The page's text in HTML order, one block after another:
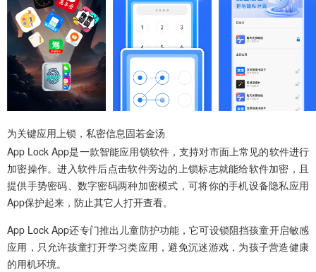
为关键应用上锁，私密信息固若金汤
App Lock App是一款智能应用锁软件，支持对市面上常见的软件进行
加密操作。进入软件后点击软件旁边的上锁标志就能给软件加密，且
提供手势密码、数字密码两种加密模式，可将你的手机设备隐私应用
App保护起来，防止其它人打开查看。
App Lock App还专门推出儿童防护功能，它可设锁阻挡孩童开启敏感
应用，只允许孩童打开学习类应用，避免沉迷游戏，为孩子营造健康
的用机环境。